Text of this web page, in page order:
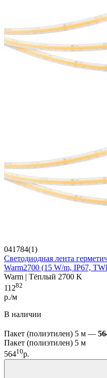
041784(1)
Светодиодная лента
Warm2700 (15 W/m, IP67,
Warm | Тёплый 2700 K
11282
р./м
В наличии
Пакет (полиэтилен) 5 м —
Пакет (полиэтилен) 5 м
56410р.